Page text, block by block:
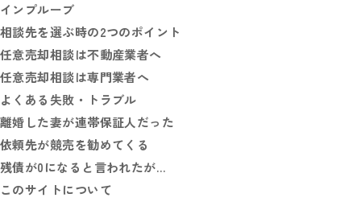
インプルーブ
相談先を選ぶ時の2つのポイント
任意売却相談は不動産業者へ
任意売却相談は専門業者へ
よくある失敗・トラブル
離婚した妻が連帯保証人だった
依頼先が競売を勧めてくる
残債が0になると言われたが…
このサイトについて